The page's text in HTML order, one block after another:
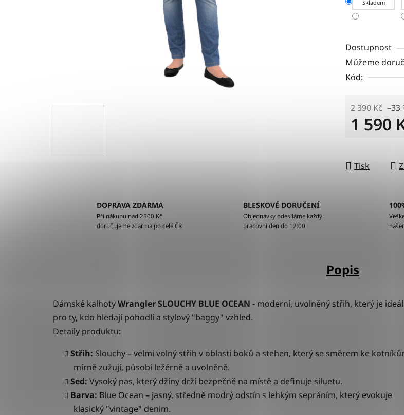
Skladem
Dostupnost
Můžeme
Kód:
2 390 Kč –33
1 590
Tisk
DOPRAVA ZDARMA
Při nákupu nad 2500 Kč
doručujeme zdarma po celé ČR
BLESKOVÉ DORUČENÍ
Objednávky odesíláme každý
pracovní den do 12:00
Popis
Dámské kalhotyWrangler SLOUCHY BLUE OCEAN - moderní, uvolněný střih, který je
pro ty, kdo hledají pohodlí a stylový "baggy" vzhled.
Detaily produktu:
Střih: Slouchy– velmi volný střih v oblasti boků a stehen, který se směrem ke
mírně zužují, působí ležérně a uvolněně.
Sed: Vysoký pas, který džíny drží bezpečně na místě a definuje siluetu.
Barva: Blue Ocean – jasný, středně modrý odstín s lehkým sepráním, který evokuje
klasický "vintage" denim.